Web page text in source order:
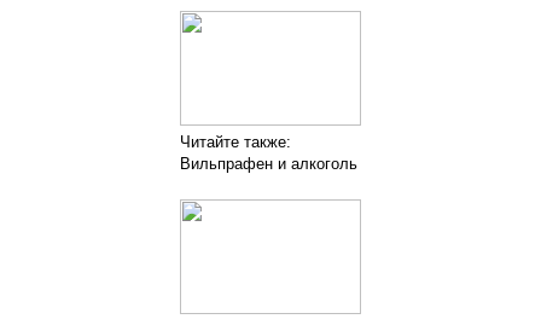
Читайте также:
Вильпрафен и алкоголь